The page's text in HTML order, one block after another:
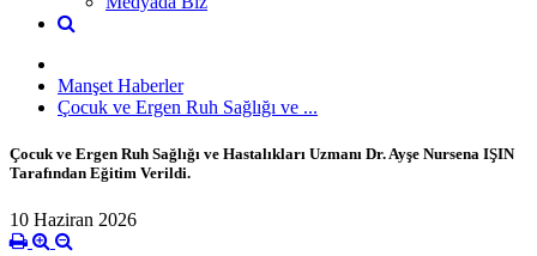
Manşet Haberler
Çocuk ve Ergen Ruh Sağlığı ve ...
Çocuk ve Ergen Ruh Sağlığı ve Hastalıkları Uzmanı Dr. Ayşe Nursena IŞIN
Tarafından Eğitim Verildi.
10 Haziran 2026